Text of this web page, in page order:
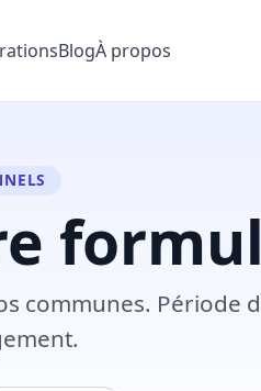
BlogÀ propos
communes. Période